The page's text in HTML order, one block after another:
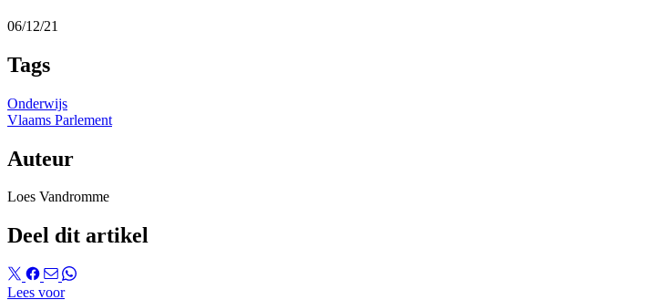
06/12/21
Tags
Onderwijs
Vlaams Parlement
Auteur
Loes Vandromme
Deel dit artikel
Lees voor